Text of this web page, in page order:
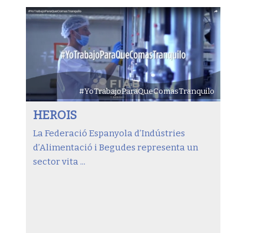
#YoTrabajoParaQueComasTranquilo
HEROIS
La Federació Espanyola d’Indústries
d’Alimentació i Begudes representa un
sector vita ...